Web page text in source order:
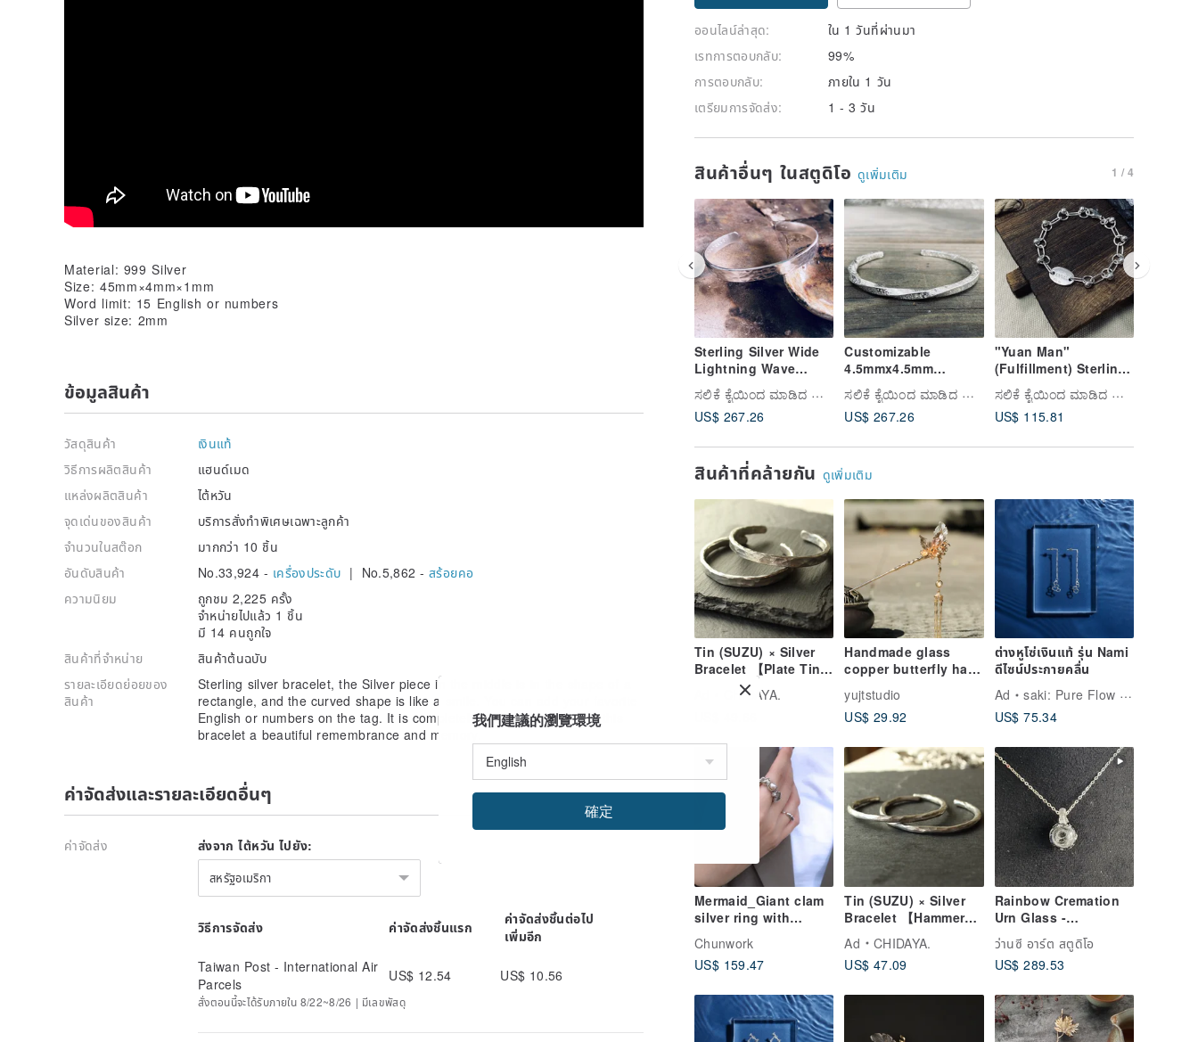
ออนไลน์ล่าสุด:
ใน 1 วันที่ผ่านมา
เรทการตอบกลับ:
99%
การตอบกลับ:
ภายใน 1 วัน
เตรียมการจัดส่ง:
1 - 3 วัน
สินค้าอื่นๆ ในสตูดิโอ ดูเพิ่มเติม 1 / 4
Sterling Silver Wide
Lightning Wave
Pattern Cuff Bracelet
- Customizable
ಸಲಿಕೆ ಕೈಯಿಂದ ಮಾಡಿದ ಬೆಳ್ಳಿ ಆಭರಣ
US$ 267.26
Customizable
4.5mmx4.5mm
Sterling Silver
Bracelet - Irregular
Twist, Substantial
with Name
ಸಲಿಕೆ ಕೈಯಿಂದ ಮಾಡಿದ ಬೆಳ್ಳಿ ಆಭರಣ
US$ 267.26
"Yuan Man"
(Fulfillment) Sterling
Silver Bracelet/Anklet
for Newborns,
Customizable Name,
Style
ಸಲಿಕೆ ಕೈಯಿಂದ ಮಾಡಿದ ಬೆಳ್ಳಿ ಆಭರಣ
US$ 115.81
สินค้าที่คล้ายกัน ดูเพิ่มเติม
Tin (SUZU) × Silver
Bracelet 【Plate Tin
Bangle】 Bangle
Silver Metal Japan
CHIDAYA.
Handmade glass
copper butterfly hair
stick hair pin hair
accessoried
yujtstudio
US$ 29.92
ต่างหูโซ่เงินแท้ รุ่น Nami
ดีไซน์ประกายคลื่น
Ad
saki: Pure Flow Jewelry
US$ 75.34
Mermaid_Giant clam
silver ring with
Silver
Chunwork
US$ 159.47
Tin (SUZU) × Silver
Bracelet 【Hammered
Silver Metal Japan
Ad
CHIDAYA.
US$ 47.09
Rainbow Cremation
Urn Glass -
Customization
ว่านซี อาร์ต สตูดิโอ
US$ 289.53
Material: 999 Silver
Size: 45mm×4mm×1mm
Word limit: 15 English or numbers
Silver size: 2mm
ข้อมูลสินค้า
วัสดุสินค้า
เงินแท้
วิธีการผลิตสินค้า
แฮนด์เมด
แหล่งผลิตสินค้า
ไต้หวัน
จุดเด่นของสินค้า
บริการสั่งทำพิเศษเฉพาะลูกค้า
จำนวนในสต๊อก
มากกว่า 10 ชิ้น
อันดับสินค้า
No.33,924 - เครื่องประดับ | No.5,862 -สร้อยคอ
ความนิยม
ถูกชม 2,225 ครั้ง
จำหน่ายไปแล้ว 1 ชิ้น
มี 14 คนถูกใจ
สินค้าที่จำหน่าย
สินค้าต้นฉบับ
รายละเอียดย่อยของ
สินค้า
Sterling silver bracelet, the Silver piece in the middle is in the shape of a
rectangle, and the curved shape is like a smile. You can add your favorite
English or numbers on the tag. It is completely tailor-made, making this
bracelet a beautiful remembrance and memory.
ค่าจัดส่งและรายละเอียดอื่นๆ
ค่าจัดส่ง ส่งจาก ไต้หวัน ไปยัง:
สหรัฐอเมริกา
วิธีการจัดส่ง ค่าจัดส่งชิ้นแรก
ค่าจัดส่งชิ้นต่อไป
เพิ่มอีก
Taiwan Post - International Air
Parcels
US$ 12.54 US$ 10.56
สั่งตอนนี้จะได้รับภายใน 8/22~8/26 | มีเลขพัสดุ
我們建議的瀏覽環境
確定